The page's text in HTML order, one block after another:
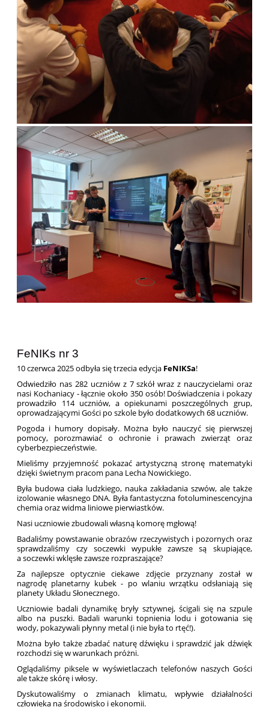
FeNIKs nr 3
10 czerwca 2025 odbyła się trzecia edycja FeNIKSa!
Odwiedziło nas 282 uczniów z 7 szkół wraz z nauczycielami oraz
nasi Kochaniacy - łącznie około 350 osób! Doświadczenia i pokazy
prowadziło 114 uczniów, a opiekunami poszczególnych grup,
oprowadzającymi Gości po szkole było dodatkowych 68 uczniów.
Pogoda i humory dopisały. Można było nauczyć się pierwszej
pomocy, porozmawiać o ochronie i prawach zwierząt oraz
cyberbezpieczeństwie.
Mieliśmy przyjemność pokazać artystyczną stronę matematyki
dzięki świetnym pracom pana Lecha Nowickiego.
Była budowa ciała ludzkiego, nauka zakładania szwów, ale także
izolowanie własnego DNA. Była fantastyczna fotoluminescencyjna
chemia oraz widma liniowe pierwiastków.
Nasi uczniowie zbudowali własną komorę mgłową!
Badaliśmy powstawanie obrazów rzeczywistych i pozornych oraz
sprawdzaliśmy czy soczewki wypukłe zawsze są skupiające,
a soczewki wklęsłe zawsze rozpraszające?
Za najlepsze optycznie ciekawe zdjęcie przyznany został w
nagrodę planetarny kubek - po wlaniu wrzątku odsłaniają się
planety Układu Słonecznego.
Uczniowie badali dynamikę bryły sztywnej, ścigali się na szpule
albo na puszki. Badali warunki topnienia lodu i gotowania się
wody, pokazywali płynny metal (i nie była to rtęć!).
Można było także zbadać naturę dźwięku i sprawdzić jak dźwięk
rozchodzi się w warunkach próżni.
Oglądaliśmy piksele w wyświetlaczach telefonów naszych Gości
ale także skórę i włosy.
Dyskutowaliśmy o zmianach klimatu, wpływie działalności
człowieka na środowisko i ekonomii.